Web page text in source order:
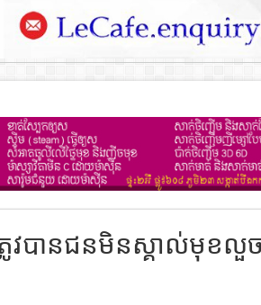
រូវបានជនមិនស្គាល់មុខលួ